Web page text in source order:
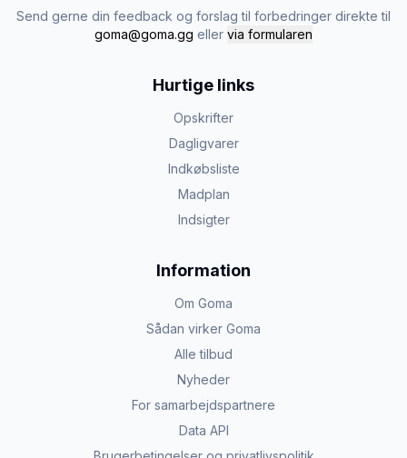
Send gerne din feedback og forslag til forbedringer direkte til
goma@goma.gg eller via formularen
Hurtige links
Opskrifter
Dagligvarer
Indkøbsliste
Madplan
Indsigter
Information
Om Goma
Sådan virker Goma
Alle tilbud
Nyheder
For samarbejdspartnere
Data API